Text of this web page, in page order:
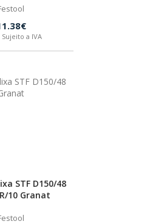
a IVA
STF D150/48
10 Granat